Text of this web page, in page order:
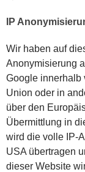
IP
Wir haben auf
Anonymisierung
Google innerhalb
Union oder in
über den
Übermittlung in
wird die volle IP-
USA übertragen
dieser Website